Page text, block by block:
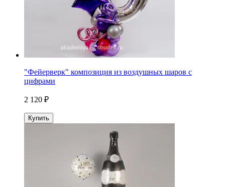
"Фейерверк" композиция из воздушных шаров с
цифрами
2 120 ₽
Купить